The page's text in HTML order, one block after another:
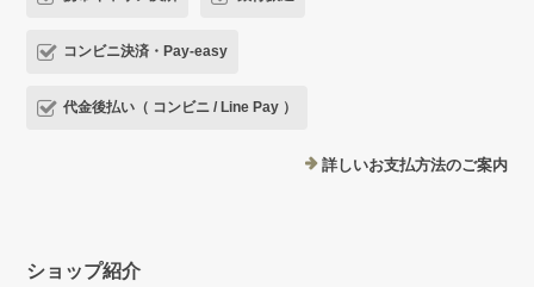
コンビニ決済・Pay-easy
代金後払い（ コンビニ / Line Pay ）
詳しいお支払方法のご案内
ショップ紹介